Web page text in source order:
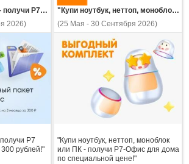
"Купи ноут или ПК — получи Р7 Офис на 3 месяца за 300 рублей!"
2026)
Р7
рублей!"
"Купи ноутбук, неттоп, моноблок или ПК - получи Р7-Офис для дома по специальной цене!"
(25 Мая - 30 Сентября 2026)
"Купи ноутбук, неттоп, моноблок
или ПК - получи Р7-Офис для дома
по специальной цене!"